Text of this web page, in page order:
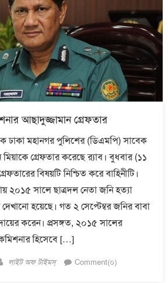
আছাদুজ্জামান গ্রেফতার
ঢাকা মহানগর পুলিশের (ডিএমপি) সাবেক
গ্রেফতার করেছে র‍্যাব। বুধবার (১১
বিষয়টি নিশ্চিত করে বাহিনীটি।
২০১৫ সালে ছাত্রদল নেতা জনি হত্যা
হয়েছে। গত ২ সেপ্টেম্বর জনির বাবা
করেন। প্রসঙ্গত, ২০১৫ সালের
হিসেবে […]
Author
লাইট অফ টাইমস্ Comment(০)